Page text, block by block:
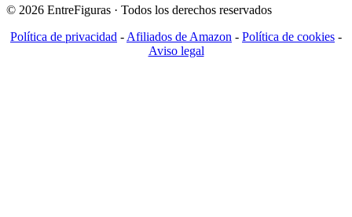
© 2026 EntreFiguras · Todos los derechos reservados
Política de privacidad - Afiliados de Amazon - Política de cookies -
Aviso legal